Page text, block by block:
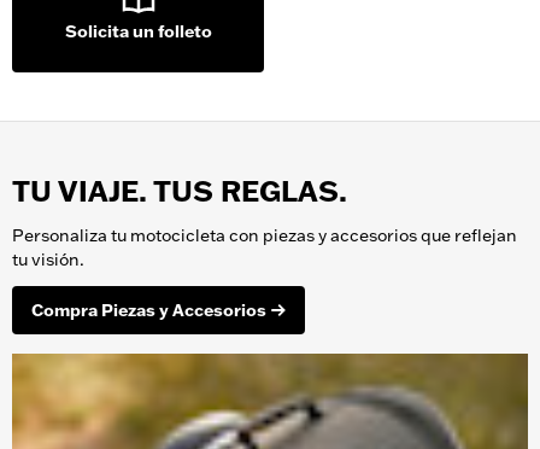
Solicita un folleto
TU VIAJE. TUS REGLAS.
Personaliza tu motocicleta con piezas y accesorios que reflejan
tu visión.
Compra Piezas y Accesorios